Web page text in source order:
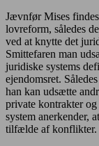
Jævnfør Mises
lovreform, således
ved at knytte det
Smittefaren man
juridiske systems
ejendomsret.
han kan udsætte
private kontrakter
system anerkender,
tilfælde af konflikter.